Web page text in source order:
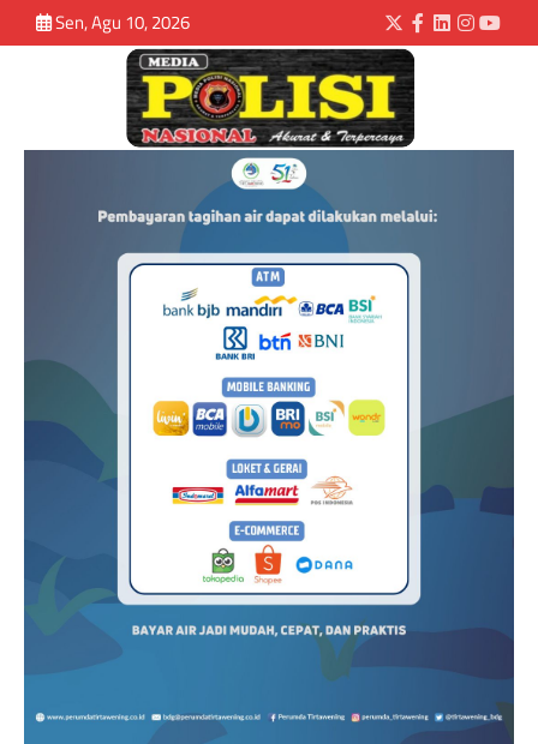
Sen, Agu 10, 2026